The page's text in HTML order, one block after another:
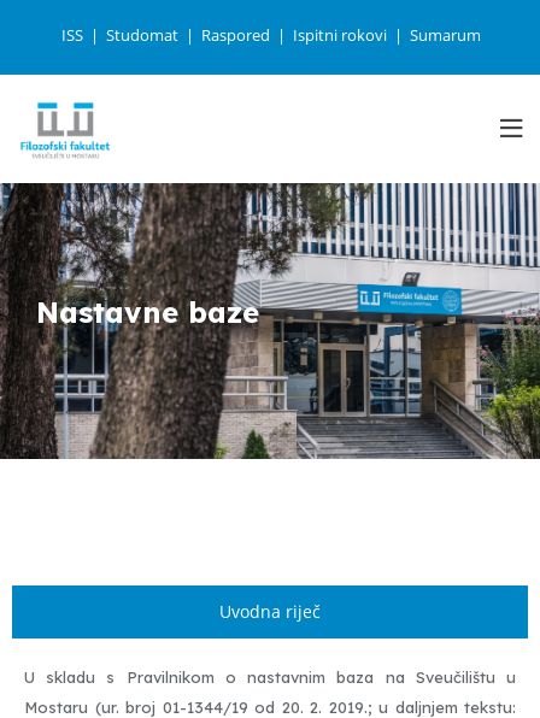
ISS Studomat Raspored Ispitni rokovi Sumarum
Nastavne baze
Uvodna riječ
U skladu s Pravilnikom o nastavnim baza na Sveučilištu u
Mostaru (ur. broj 01-1344/19 od 20. 2. 2019.; u daljnjem tekstu: